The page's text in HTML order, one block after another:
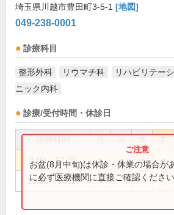
埼玉県川越市豊田町3-5-1 [地図]
049-238-0001
診療科目
整形外科 リウマチ科 リハビリテー
ニック内科
診療/受付時間・休診日
9:00～12:30 ● ● ● ●
15:00～18:30 ●
お盆(8月中旬)は休診・休業の場合が
に必ず医療機関に直接ご確認ください